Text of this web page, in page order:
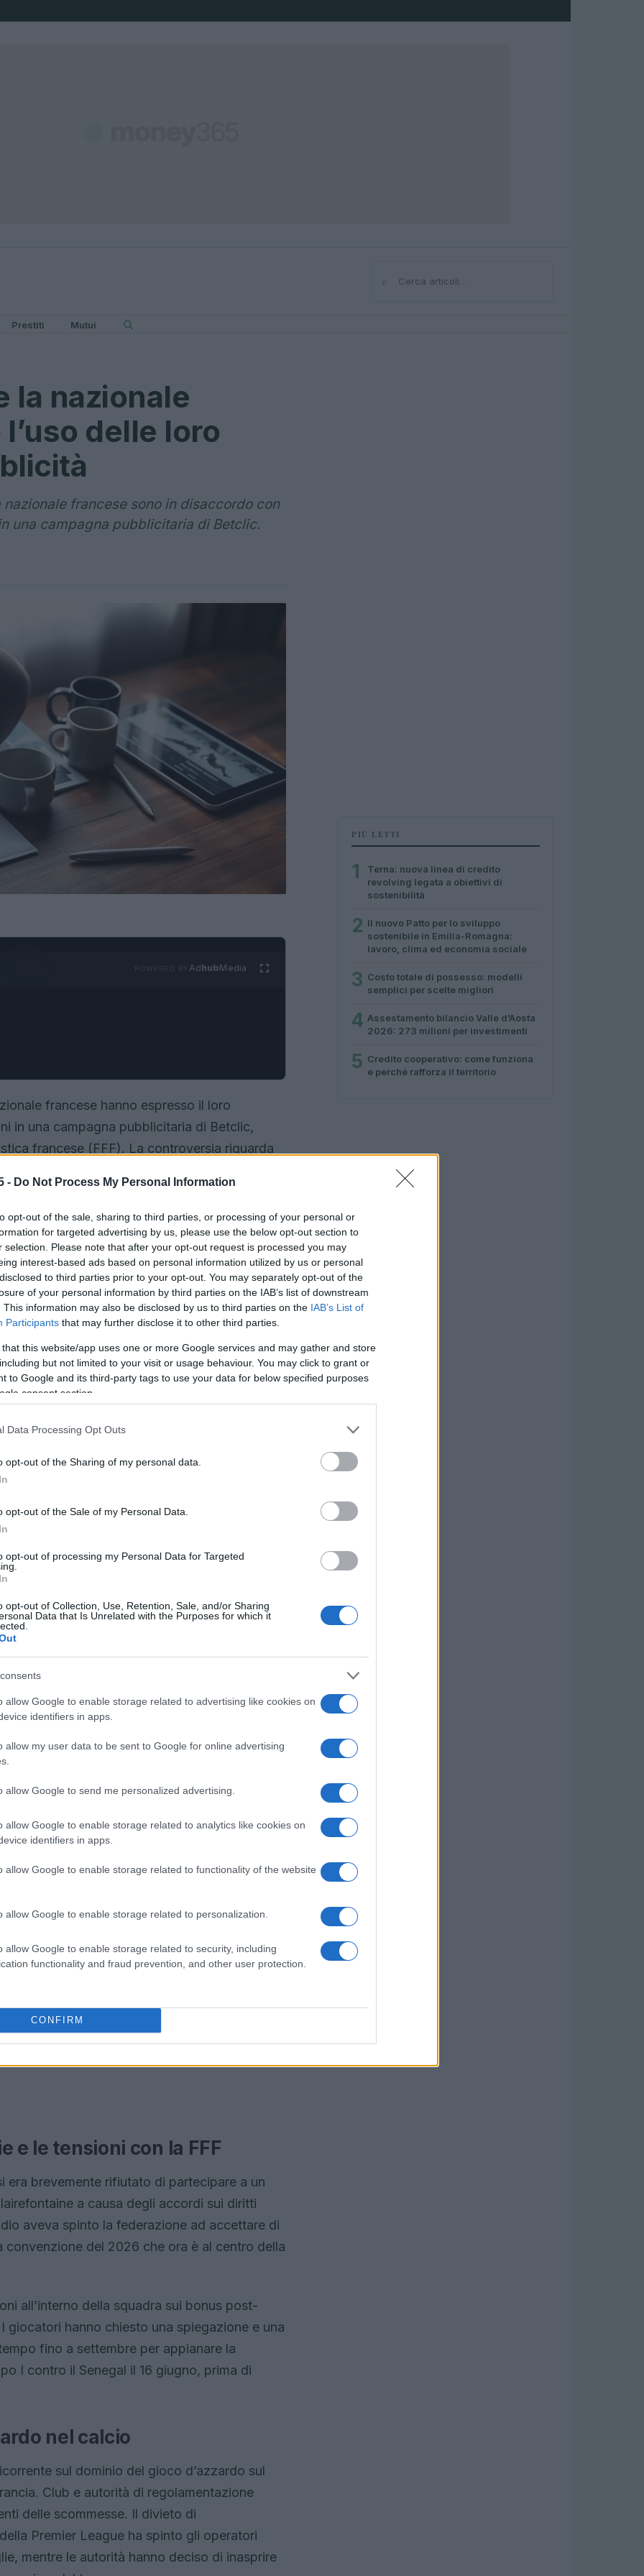
- Do Not Process My Personal Information
opt-out of the sale, sharing to third parties, or processing of your personal or
for targeted advertising by us, please use the below opt-out section to
selection. Please note that after your opt-out request is processed you may
interest-based ads based on personal information utilized by us or personal
to third parties prior to your opt-out. You may separately opt-out of the
of your personal information by third parties on the IAB’s list of downstream
This information may also be disclosed by us to third parties on the IAB’s List of
Participants that may further disclose it to other third parties.
that this website/app uses one or more Google services and may gather and store
but not limited to your visit or usage behaviour. You may click to grant or
to Google and its third-party tags to use your data for below specified purposes
consent section.
Data Processing Opt Outs
opt-out of the Sharing of my personal data.
opt-out of the Sale of my Personal Data.
opt-out of processing my Personal Data for Targeted
opt-out of Collection, Use, Retention, Sale, and/or Sharing
Data that Is Unrelated with the Purposes for which it
allow Google to enable storage related to advertising like cookies on
identifiers in apps.
allow my user data to be sent to Google for online advertising
allow Google to send me personalized advertising.
allow Google to enable storage related to analytics like cookies on
identifiers in apps.
allow Google to enable storage related to functionality of the website
allow Google to enable storage related to personalization.
allow Google to enable storage related to security, including
functionality and fraud prevention, and other user protection.
CONFIRM
⌕Cerca
Prestiti Mutui
la nazionale
delle loro
francese sono in disaccordo con
una campagna pubblicitaria di Betclic.
AdhubMedia
francese hanno espresso il loro
in una campagna pubblicitaria di Betclic,
francese (FFF). La controversia riguarda
legata alle scommesse sportive,
della squadra, con Mbappé e Rayan Cherki
state scattate durante un servizio
della nazionale. I giocatori
come sarebbe stato utilizzato il materiale.
i diritti d’immagine
firmata nel settembre 2026, regola le
con gli sponsor della FFF. Secondo la
delle immagini quando almeno cinque
nel caso della campagna Betclic.
con la sua riluttanza ad associare la
o di fast food. Il suo avvocato, Delphine
di un giocatore è legata ai suoi valori e che le
a essi, data l’influenza che i giocatori
più giovani.
e le tensioni con la FFF
era brevemente rifiutato di partecipare a un
a causa degli accordi sui diritti
aveva spinto la federazione ad accettare di
del 2026 che ora è al centro della
all’interno della squadra sui bonus post-
giocatori hanno chiesto una spiegazione e una
fino a settembre per appianare la
I contro il Senegal il 16 giugno, prima di
nel calcio
sul dominio del gioco d’azzardo sul
Club e autorità di regolamentazione
delle scommesse. Il divieto di
Premier League ha spinto gli operatori
mentre le autorità hanno deciso di inasprire
PIÙ LETTI
1
Terna: nuova linea di credito
revolving legata a obiettivi di
sostenibilità
2 Il nuovo Patto per lo sviluppo
sostenibile in Emilia-Romagna:
lavoro, clima ed economia sociale
3 Costo totale di possesso: modelli
semplici per scelte migliori
4 Assestamento bilancio Valle d’Aosta
2026: 273 milioni per investimenti
5 Credito cooperativo: come funziona
e perché rafforza il territorio